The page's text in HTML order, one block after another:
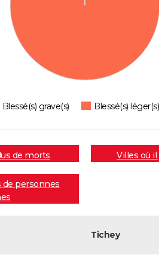
Blessé(s) grave(s) Blessé(s) léger(s)
de morts Villes où
de personnes
Tichey